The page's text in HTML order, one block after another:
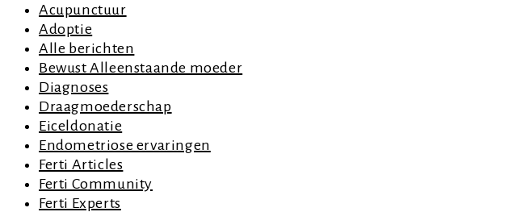
Acupunctuur
Adoptie
Alle berichten
Bewust Alleenstaande moeder
Diagnoses
Draagmoederschap
Eiceldonatie
Endometriose ervaringen
Ferti Articles
Ferti Community
Ferti Experts